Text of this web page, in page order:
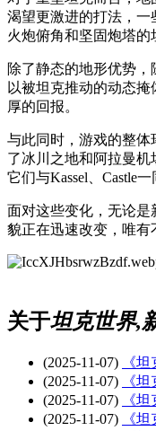
渴望更激进的打法，
火炮俯角和坚固炮塔的
除了静态的地形优势
以被坦克推动的动态
厚的回报。
与此同时，游戏的整体
了冰川之地和阿拉曼
它们与Kassel、Castle
面对这些变化，无论
貌正在迅速改变，唯有
关于坦克世界,
(2025-11-07)
《
(2025-11-07)
《
(2025-11-07)
《
(2025-11-07)
《